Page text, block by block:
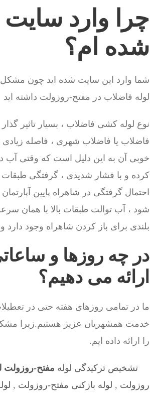
چرا وارد
شده ام؟
شما وارد این سایت شده اید چون مشکل
لوله فاضلاب در مفتح-روزولت داشته اید
نوع لوله کشی فاضلاب ، بسیار تاثیر
فاضلاب یا فاضلاب شهری ، فاصله
خوبی آن به این دلیل است که وقتی آب
کرده و با فشار شدیدی ، گرفتگی طبقات
احتمال گرفتگی در شاهراه پایین
شود ، آب توالت طبقات بالا با همان
بلندی برای باز کردن شاهراه وجود دارد
در چه روزها و
ارائه می دهیم؟
ما در تمامی روزهای هفته حتی در
خدمت همشهریان عزیز هستیم.زیرا
را ارائه داده ایم.
تشخیص ترکیدگی لوله مفتح-روزولت
روزولت , لوله بازکنی مفتح-روزولت ,